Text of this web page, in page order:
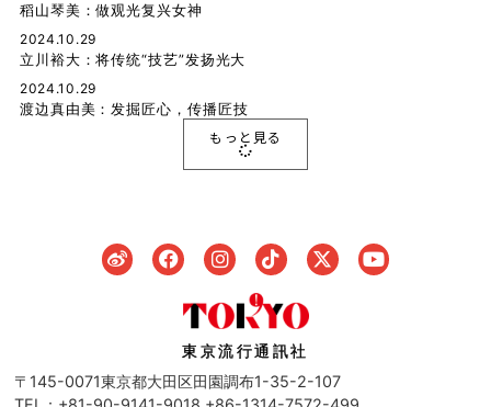
稻山琴美：做观光复兴女神
2024.10.29
立川裕大：将传统“技艺”发扬光大
2024.10.29
渡边真由美：发掘匠心，传播匠技
もっと見る
東京流行通訊社
〒145-0071東京都大田区田園調布1-35-2-107